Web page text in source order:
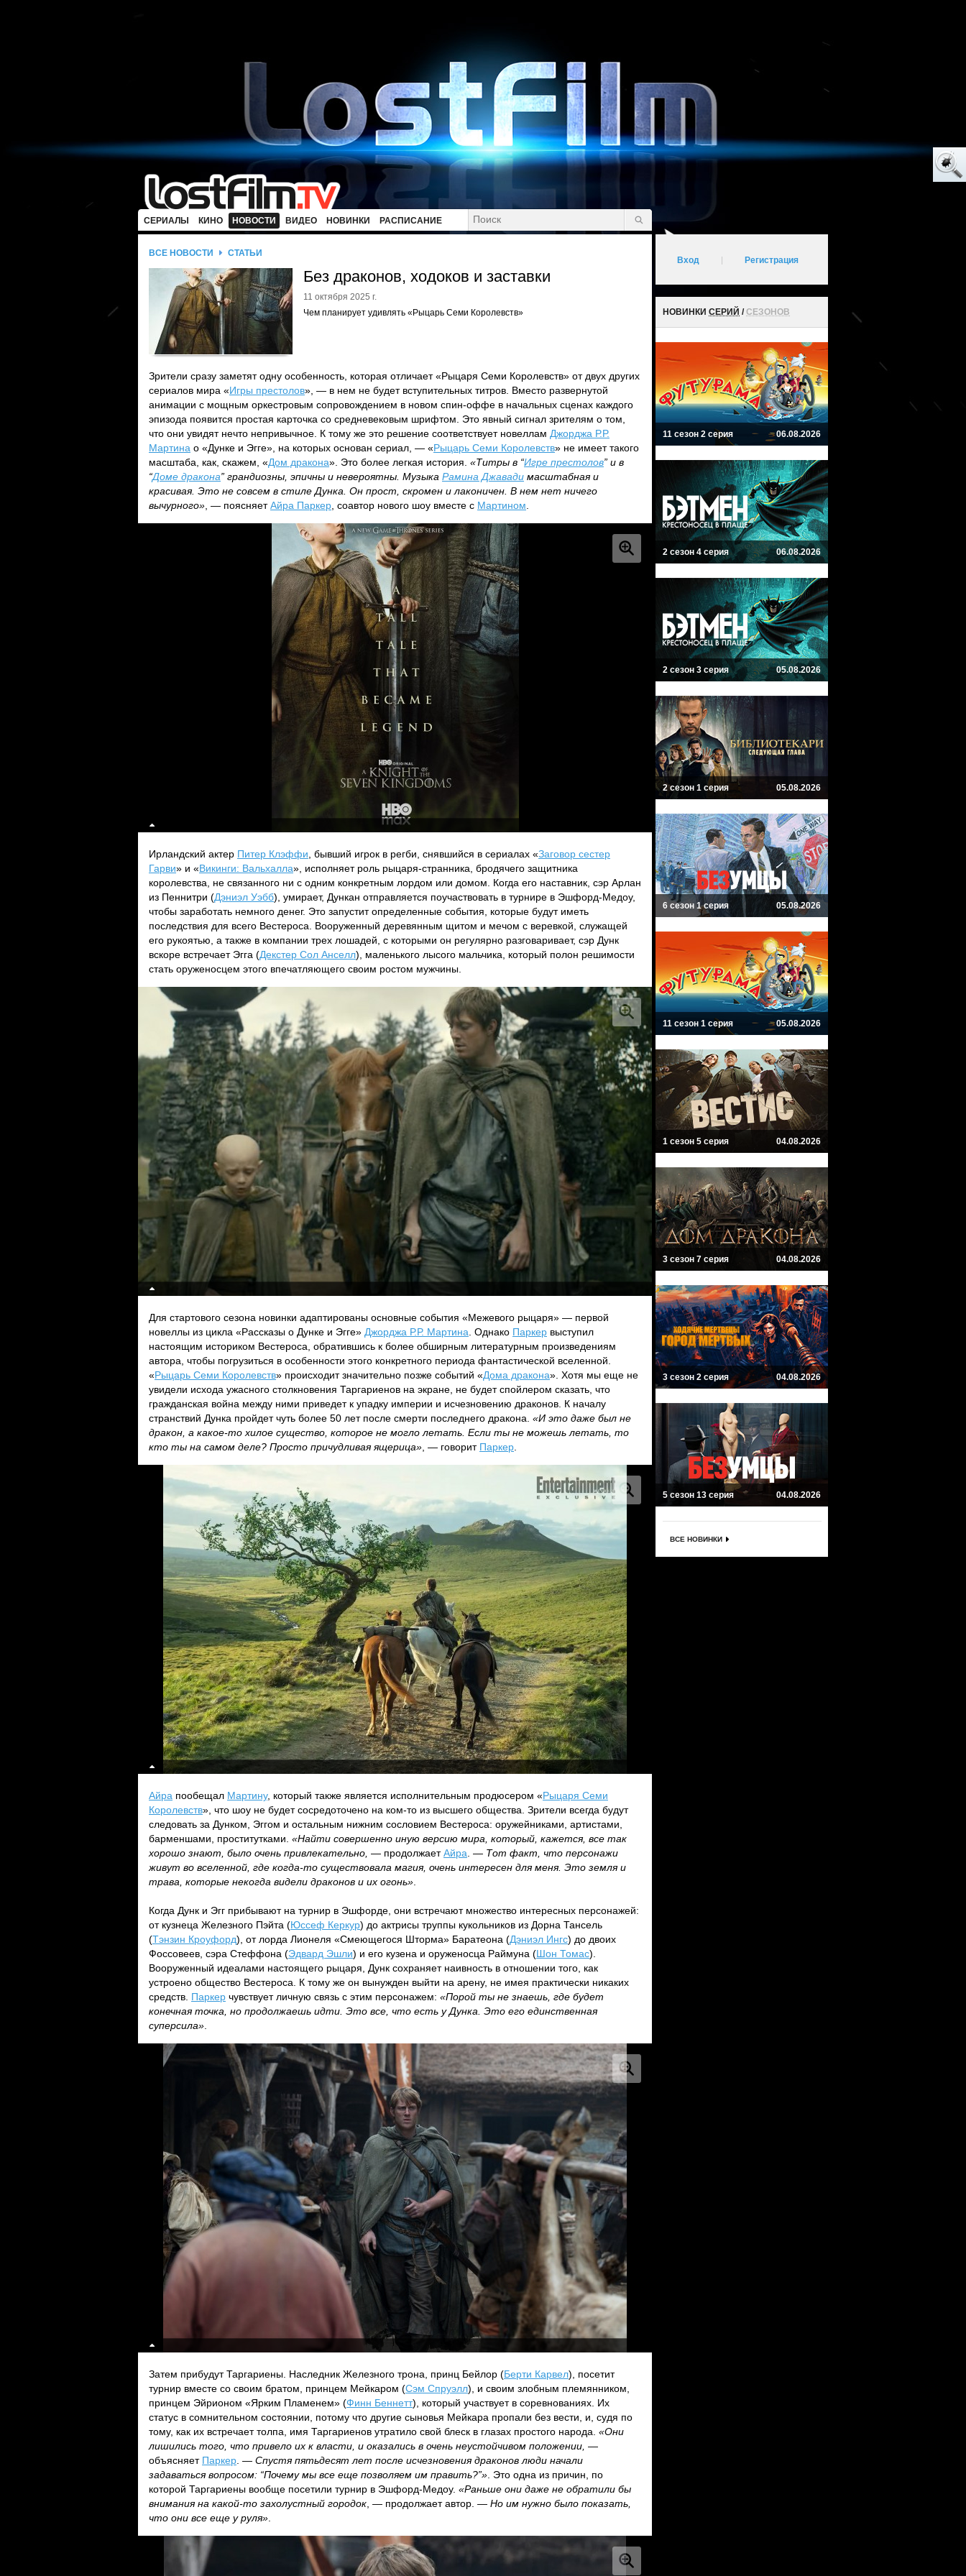
СЕРИАЛЫ КИНО НОВОСТИ ВИДЕО НОВИНКИ РАСПИСАНИЕ
ВСЕ НОВОСТИ СТАТЬИ
Без драконов, ходоков и заставки
11 октября 2025 г.
Чем планирует удивлять «Рыцарь Семи Королевств»
Зрители сразу заметят одну особенность, которая отличает «Рыцаря Семи Королевств» от двух других
сериалов мира «Игры престолов», — в нем не будет вступительных титров. Вместо развернутой
анимации с мощным оркестровым сопровождением в новом спин-оффе в начальных сценах каждого
эпизода появится простая карточка со средневековым шрифтом. Это явный сигнал зрителям о том,
что они увидят нечто непривычное. К тому же это решение соответствует новеллам Джорджа Р.Р.
Мартина о «Дунке и Эгге», на которых основан сериал, — «Рыцарь Семи Королевств» не имеет такого
масштаба, как, скажем, «Дом дракона». Это более легкая история. «Титры в “Игре престолов” и в
“Доме дракона” грандиозны, эпичны и невероятны. Музыка Рамина Джавади масштабная и
красивая. Это не совсем в стиле Дунка. Он прост, скромен и лаконичен. В нем нет ничего
вычурного» , — поясняетАйра Паркер , соавтор нового шоу вместе с Мартином
Ирландский актер Питер Клэффи , бывший игрок в регби, снявшийся в сериалах «Заговор сестер
Гарви» и «Викинги: Вальхалла», исполняет роль рыцаря-странника, бродячего защитника
королевства, не связанного ни с одним конкретным лордом или домом. Когда его наставник, сэр Арлан
из Пеннитри (Дэниэл Уэбб), умирает, Дункан отправляется поучаствовать в турнире в Эшфорд-Медоу,
чтобы заработать немного денег. Это запустит определенные события, которые будут иметь
последствия для всего Вестероса. Вооруженный деревянным щитом и мечом с веревкой, служащей
его рукоятью, а также в компании трех лошадей, с которыми он регулярно разговаривает, сэр Дунк
вскоре встречает Эгга (Декстер Сол Анселл), маленького лысого мальчика, который полон решимости
стать оруженосцем этого впечатляющего своим ростом мужчины.
Для стартового сезона новинки адаптированы основные события «Межевого рыцаря» — первой
новеллы из цикла «Рассказы о Дунке и Эгге» Джорджа Р.Р. Мартина . Однако Паркер выступил
настоящим историком Вестероса, обратившись к более обширным литературным произведениям
автора, чтобы погрузиться в особенности этого конкретного периода фантастической вселенной.
«Рыцарь Семи Королевств» происходит значительно позже событий «Дома дракона». Хотя мы еще не
увидели исхода ужасного столкновения Таргариенов на экране, не будет спойлером сказать, что
гражданская война между ними приведет к упадку империи и исчезновению драконов. К началу
странствий Дунка пройдет чуть более 50 лет после смерти последнего дракона. «И это даже был не
дракон, а какое-то хилое существо, которое не могло летать. Если ты не можешь летать, то
кто ты на самом деле? Просто причудливая ящерица» , — говорит Паркер
Айра пообещал Мартину, который также является исполнительным продюсером «Рыцаря Семи
Королевств», что шоу не будет сосредоточено на ком-то из высшего общества. Зрители всегда будут
следовать за Дунком, Эггом и остальным нижним сословием Вестероса: оружейниками, артистами,
барменшами, проститутками. «Найти совершенно иную версию мира, который, кажется, все так
хорошо знают, было очень привлекательно, — продолжаетАйра . — Тот факт, что персонажи
живут во вселенной, где когда-то существовала магия, очень интересен для меня. Это земля и
трава, которые некогда видели драконов и их огонь»
Когда Дунк и Эгг прибывают на турнир в Эшфорде, они встречают множество интересных персонажей:
от кузнеца Железного Пэйта (Юссеф Керкур) до актрисы труппы кукольников из Дорна Тансель
(Тэнзин Кроуфорд), от лорда Лионеля «Смеющегося Шторма» Баратеона (Дэниэл Ингс) до двоих
Фоссовеев, сэра Стеффона (Эдвард Эшли) и его кузена и оруженосца Раймуна (Шон Томас).
Вооруженный идеалами настоящего рыцаря, Дунк сохраняет наивность в отношении того, как
устроено общество Вестероса. К тому же он вынужден выйти на арену, не имея практически никаких
средств. Паркер чувствует личную связь с этим персонажем: «Порой ты не знаешь, где будет
конечная точка, но продолжаешь идти. Это все, что есть у Дунка. Это его единственная
суперсила»
Затем прибудут Таргариены. Наследник Железного трона, принц Бейлор (Берти Карвел), посетит
турнир вместе со своим братом, принцем Мейкаром (Сэм Спруэлл), и своим злобным племянником,
принцем Эйрионом «Ярким Пламенем» (Финн Беннетт), который участвует в соревнованиях. Их
статус в сомнительном состоянии, потому что другие сыновья Мейкара пропали без вести, и, судя по
тому, как их встречает толпа, имя Таргариенов утратило свой блеск в глазах простого народа. «Они
лишились того, что привело их к власти, и оказались в очень неустойчивом положении, —
объясняет Паркер . — Спустя пятьдесят лет после исчезновения драконов люди начали
задаваться вопросом: “Почему мы все еще позволяем им править?”» . Это одна из причин, по
которой Таргариены вообще посетили турнир в Эшфорд-Медоу. «Раньше они даже не обратили бы
внимания на какой-то захолустный городок , — продолжает автор. — Но им нужно было показать,
что они все еще у руля»
Вход Регистрация
НОВИНКИ СЕРИЙ /СЕЗОНОВ
11 сезон 2 серия 06.08.2026
2 сезон 4 серия 06.08.2026
2 сезон 3 серия 05.08.2026
2 сезон 1 серия 05.08.2026
6 сезон 1 серия 05.08.2026
11 сезон 1 серия 05.08.2026
1 сезон 5 серия 04.08.2026
3 сезон 7 серия 04.08.2026
3 сезон 2 серия 04.08.2026
5 сезон 13 серия 04.08.2026
ВСЕ НОВИНКИ